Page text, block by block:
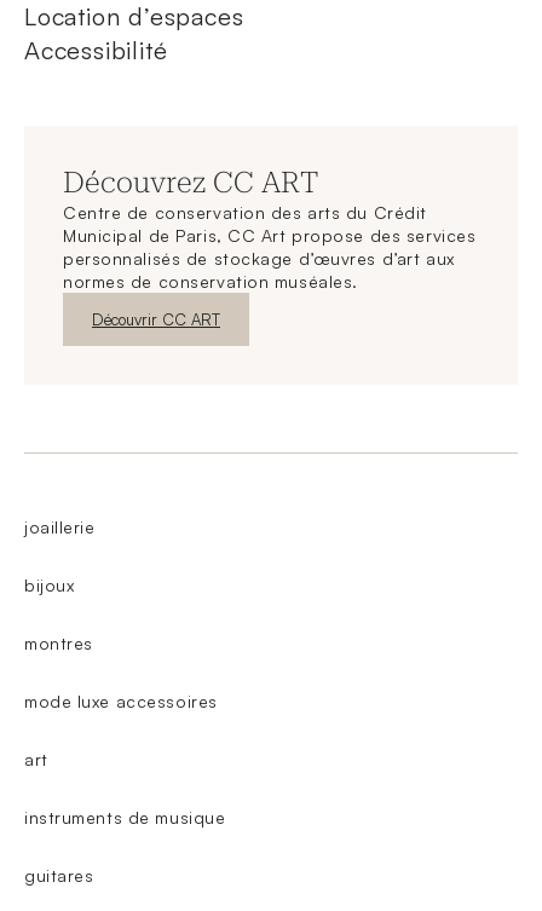
Location d’espaces
Accessibilité
Découvrez CC ART
Centre de conservation des arts du Crédit
Municipal de Paris, CC Art propose des services
personnalisés de stockage d’œuvres d’art aux
normes de conservation muséales.
Nouvelle fenêtre
Découvrir CC ART
joaillerie
bijoux
montres
mode luxe accessoires
art
instruments de musique
guitares